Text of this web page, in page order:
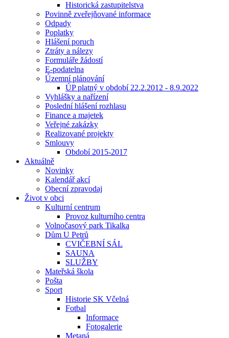
Historická zastupitelstva
Povinně zveřejňované informace
Odpady
Poplatky
Hlášení poruch
Ztráty a nálezy
Formuláře žádostí
E-podatelna
Územní plánování
ÚP platný v období 22.2.2012 - 8.9.2022
Vyhlášky a nařízení
Poslední hlášení rozhlasu
Finance a majetek
Veřejné zakázky
Realizované projekty
Smlouvy
Období 2015-2017
Aktuálně
Novinky
Kalendář akcí
Obecní zpravodaj
Život v obci
Kulturní centrum
Provoz kulturního centra
Volnočasový park Tikalka
Dům U Petrů
CVIČEBNÍ SÁL
SAUNA
SLUŽBY
Mateřská škola
Pošta
Sport
Historie SK Včelná
Fotbal
Informace
Fotogalerie
Metaná